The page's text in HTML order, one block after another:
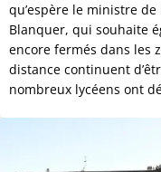
qu’espère le ministre de
Blanquer, qui souhaite
encore fermés dans les
distance continuent
nombreux lycéens ont